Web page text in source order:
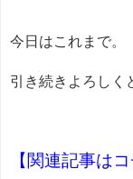
今日はこれまで。
引き続きよろしく
【関連記事はコ